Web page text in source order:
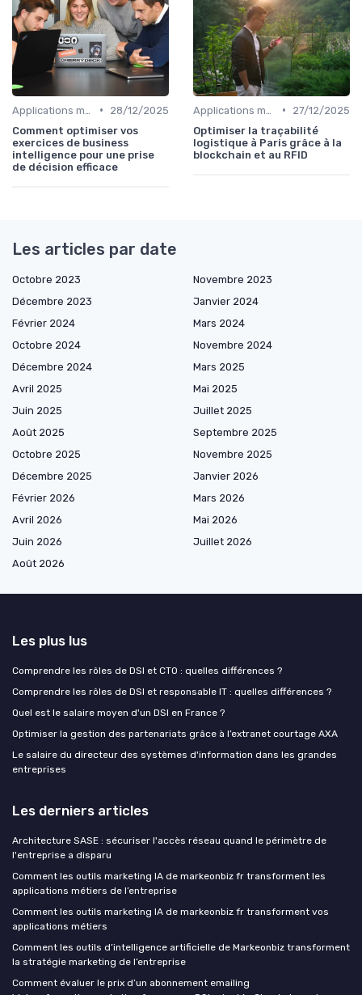
•
28/12/2025
Comment optimiser vos
exercices de business
intelligence pour une prise
de décision efficace
•
27/12/2025
Optimiser la traçabilité
logistique à Paris grâce à la
blockchain et au RFID
Les articles par date
Octobre 2023
Novembre 2023
Décembre 2023
Janvier 2024
Février 2024
Mars 2024
Octobre 2024
Novembre 2024
Décembre 2024
Mars 2025
Avril 2025
Mai 2025
Juin 2025
Juillet 2025
Août 2025
Septembre 2025
Octobre 2025
Novembre 2025
Décembre 2025
Janvier 2026
Février 2026
Mars 2026
Avril 2026
Mai 2026
Juin 2026
Juillet 2026
Août 2026
Les plus lus
Comprendre les rôles de DSI et CTO : quelles différences ?
Comprendre les rôles de DSI et responsable IT : quelles différences ?
Quel est le salaire moyen d'un DSI en France ?
Optimiser la gestion des partenariats grâce à l’extranet courtage AXA
Le salaire du directeur des systèmes d'information dans les grandes
entreprises
Les derniers articles
Architecture SASE : sécuriser l'accès réseau quand le périmètre de
l'entreprise a disparu
Comment les outils marketing IA de markeonbiz fr transforment les
applications métiers de l’entreprise
Comment les outils marketing IA de markeonbiz fr transforment vos
applications métiers
Comment les outils d’intelligence artificielle de Markeonbiz transforment
la stratégie marketing de l’entreprise
Comment évaluer le prix d’un abonnement emailing